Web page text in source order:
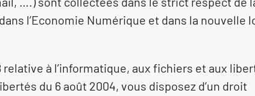
l’Economie Numérique et dans la nouvelle
relative à l’informatique, aux fichiers et aux
du 6 août 2004, vous disposez d’un droit